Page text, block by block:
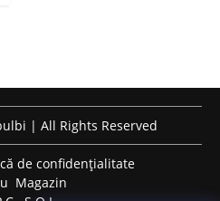
| All Rights Reserved
de confidențialitate
Magazin